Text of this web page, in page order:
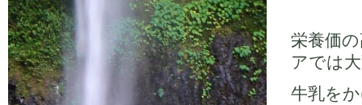
栄養価
アでは
牛乳を